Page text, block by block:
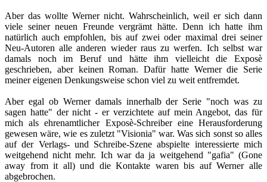
Aber das wollte Werner nicht. Wahrscheinlich, weil er sich dann
viele seiner neuen Freunde vergrämt hätte. Denn ich hatte ihm
natürlich auch empfohlen, bis auf zwei oder maximal drei seiner
Neu-Autoren alle anderen wieder raus zu werfen. Ich selbst war
damals noch im Beruf und hätte ihm vielleicht die Exposè
geschrieben, aber keinen Roman. Dafür hatte Werner die Serie
meiner eigenen Denkungsweise schon viel zu weit entfremdet.
Aber egal ob Werner damals innerhalb der Serie "noch was zu
sagen hatte" der nicht - er verzichtete auf mein Angebot, das für
mich als ehrenamtlicher Exposè-Schreiber eine Herausforderung
gewesen wäre, wie es zuletzt "Visionia" war. Was sich sonst so alles
auf der Verlags- und Schreibe-Szene abspielte interessierte mich
weitgehend nicht mehr. Ich war da ja weitgehend "gafia" (Gone
away from it all) und die Kontakte waren bis auf Werner alle
abgebrochen.